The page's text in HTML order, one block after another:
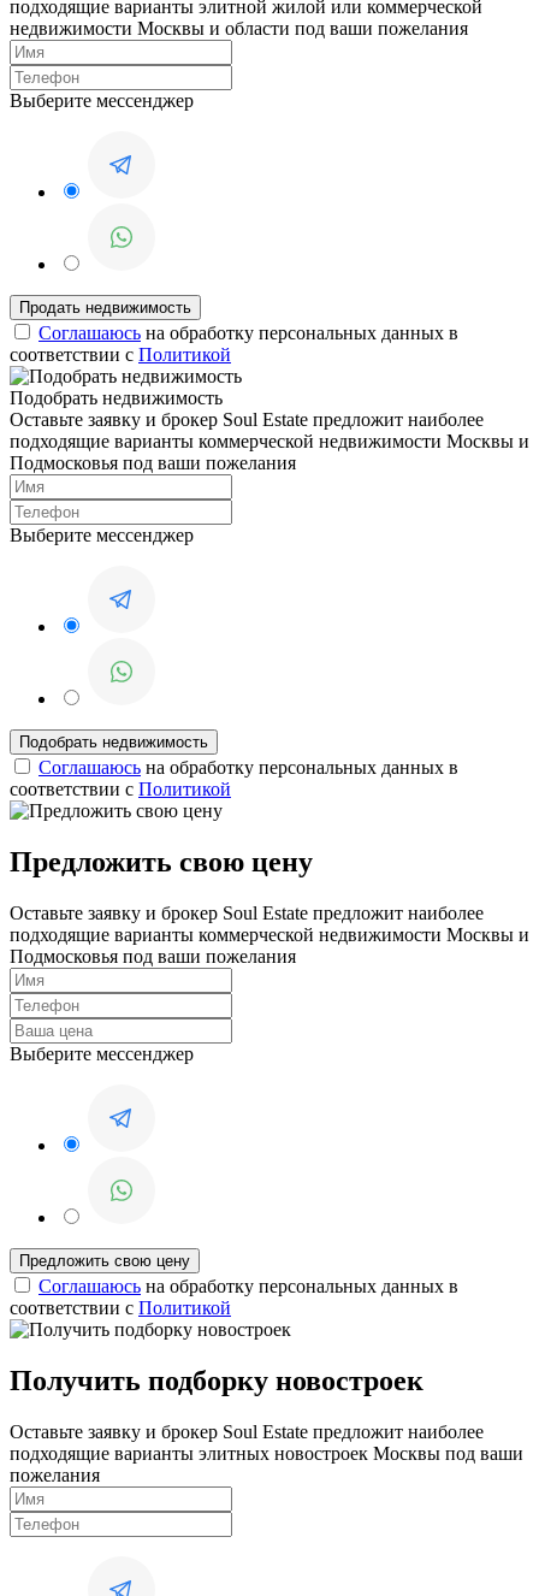
подходящие варианты элитной жилой или коммерческой
недвижимости Москвы и области под ваши пожелания
Выберите мессенджер
Соглашаюсь на обработку персональных данных в
соответствии с Политикой
Подобрать недвижимость
Оставьте заявку и брокер Soul Estate предложит наиболее
подходящие варианты коммерческой недвижимости Москвы и
Подмосковья под ваши пожелания
Выберите мессенджер
Соглашаюсь на обработку персональных данных в
соответствии с Политикой
Предложить свою цену
Оставьте заявку и брокер Soul Estate предложит наиболее
подходящие варианты коммерческой недвижимости Москвы и
Подмосковья под ваши пожелания
Выберите мессенджер
Соглашаюсь на обработку персональных данных в
соответствии с Политикой
Получить подборку новостроек
Оставьте заявку и брокер Soul Estate предложит наиболее
подходящие варианты элитных новостроек Москвы под ваши
пожелания